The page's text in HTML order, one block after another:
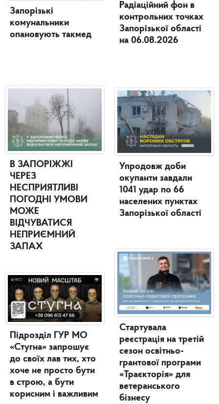
Запорізькі
комунальники
опановують такмед
В ЗАПОРІЖЖІ
ЧЕРЕЗ
НЕСПРИЯТЛИВІ
ПОГОДНІ УМОВИ
МОЖЕ
ВІДЧУВАТИСЯ
НЕПРИЄМНИЙ
ЗАПАХ
Підрозділ ГУР МО
«Стугна» запрошує
до своїх лав тих, хто
хоче не просто бути
в строю, а бути
корисним і важливим
Радіаційний фон в
контрольних точках
Запорізької області
на 06.08.2026
Упродовж доби
окупанти завдали
1041 удар по 66
населених пунктах
Запорізької області
Стартувала
реєстрація на третій
сезон освітньо-
грантової програми
«Траєкторія» для
ветеранського
бізнесу